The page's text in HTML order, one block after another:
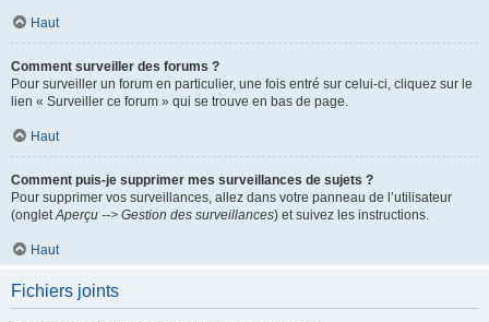
Haut
Comment surveiller des forums ?
Pour surveiller un forum en particulier, une fois entré sur celui-ci, cliquez sur le
lien « Surveiller ce forum » qui se trouve en bas de page.
Haut
Comment puis-je supprimer mes surveillances de sujets ?
Pour supprimer vos surveillances, allez dans votre panneau de l’utilisateur
(ongletAperçu --> Gestion des surveillances) et suivez les instructions.
Haut
Fichiers joints